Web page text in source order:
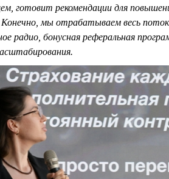
готовит рекомендации для
мы отрабатываем весь
радио, бонусная реферальная